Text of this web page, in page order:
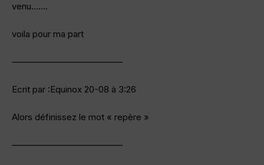
venu…….
voila pour ma part
————————————–
Ecrit par :Equinox 20-08 à 3:26
Alors définissez le mot « repère »
————————————–